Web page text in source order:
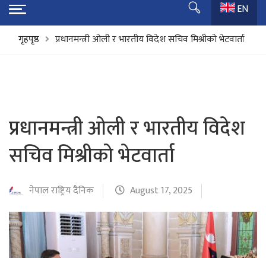
EN
गृहपृष्ठ
प्रधानमन्त्री ओली र भारतीय विदेश सचिव मिश्रीको भेटवार्ता
प्रधानमन्त्री ओली र भारतीय विदेश
सचिव मिश्रीको भेटवार्ता
नेपाल राष्ट्रिय दैनिक August 17, 2025